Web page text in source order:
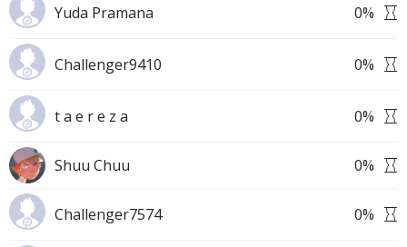
Yuda Pramana 0%
Challenger9410 0%
t a e r e z a 0%
Shuu Chuu 0%
Challenger7574 0%